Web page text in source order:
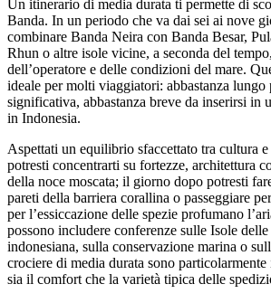
Un itinerario di media durata ti permette di
Banda. In un periodo che va dai sei ai nove
combinare Banda Neira con Banda Besar,
Rhun o altre isole vicine, a seconda del
dell’operatore e delle condizioni del mare.
ideale per molti viaggiatori: abbastanza lungo
significativa, abbastanza breve da inserirsi in
in Indonesia.
Aspettati un equilibrio sfaccettato tra cultura
potresti concentrarti su fortezze, architettura
della noce moscata; il giorno dopo potresti
pareti della barriera corallina o passeggiare
per l’essiccazione delle spezie profumano
possono includere conferenze sulle Isole
indonesiana, sulla conservazione marina o
crociere di media durata sono
sia il comfort che la varietà tipica delle